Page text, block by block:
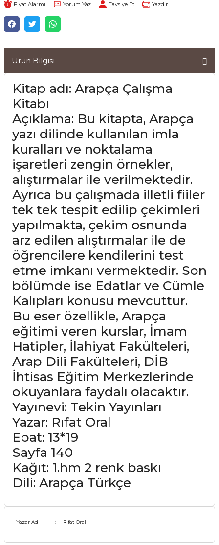
Fiyat Alarmı Yorum Yaz Tavsiye Et Yazdır
Ürün Bilgisi
Kitap adı: Arapça Çalışma
Kitabı
Açıklama: Bu kitapta, Arapça
yazı dilinde kullanılan imla
kuralları ve noktalama
işaretleri zengin örnekler,
alıştırmalar ile verilmektedir.
Ayrıca bu çalışmada illetli fiiler
tek tek tespit edilip çekimleri
yapılmakta, çekim osnunda
arz edilen alıştırmalar ile de
öğrencilere kendilerini test
etme imkanı vermektedir. Son
bölümde ise Edatlar ve Cümle
Kalıpları konusu mevcuttur.
Bu eser özellikle, Arapça
eğitimi veren kurslar, İmam
Hatipler, İlahiyat Fakülteleri,
Arap Dili Fakülteleri, DİB
İhtisas Eğitim Merkezlerinde
okuyanlara faydalı olacaktır.
Yayınevi: Tekin Yayınları
Yazar: Rıfat Oral
Ebat: 13*19
Sayfa 140
Kağıt: 1.hm 2 renk baskı
Dili: Arapça Türkçe
Yazar Adı : Rıfat Oral